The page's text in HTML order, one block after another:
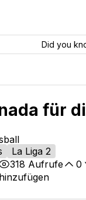
Did you
für
La Liga 2
318 Aufrufe 0